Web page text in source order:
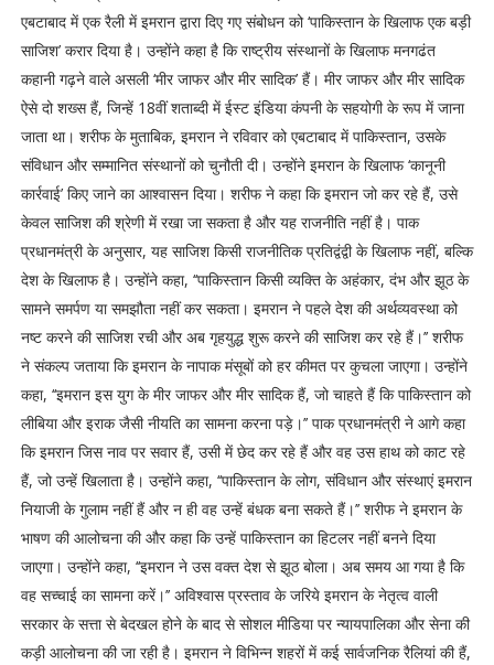
एबटाबाद में एक रैली में इमरान द्वारा दिए गए संबोधन को ‘पाकिस्तान के खिलाफ एक बड़ी
साजिश’ करार दिया है। उन्होंने कहा है कि राष्ट्रीय संस्थानों के खिलाफ मनगढंत
कहानी गढ़ने वाले असली ‘मीर जाफर और मीर सादिक’ हैं। मीर जाफर और मीर सादिक
ऐसे दो शख्स हैं, जिन्हें 18वीं शताब्दी में ईस्ट इंडिया कंपनी के सहयोगी के रूप में जाना
जाता था। शरीफ के मुताबिक, इमरान ने रविवार को एबटाबाद में पाकिस्तान, उसके
संविधान और सम्मानित संस्थानों को चुनौती दी। उन्होंने इमरान के खिलाफ ‘कानूनी
कार्रवाई’ किए जाने का आश्वासन दिया। शरीफ ने कहा कि इमरान जो कर रहे हैं, उसे
केवल साजिश की श्रेणी में रखा जा सकता है और यह राजनीति नहीं है। पाक
प्रधानमंत्री के अनुसार, यह साजिश किसी राजनीतिक प्रतिद्वंद्वी के खिलाफ नहीं, बल्कि
देश के खिलाफ है। उन्होंने कहा, ‘‘पाकिस्तान किसी व्यक्ति के अहंकार, दंभ और झूठ के
सामने समर्पण या समझौता नहीं कर सकता। इमरान ने पहले देश की अर्थव्यवस्था को
नष्ट करने की साजिश रची और अब गृहयुद्ध शुरू करने की साजिश कर रहे हैं।’’ शरीफ
ने संकल्प जताया कि इमरान के नापाक मंसूबों को हर कीमत पर कुचला जाएगा। उन्होंने
कहा, ‘‘इमरान इस युग के मीर जाफर और मीर सादिक हैं, जो चाहते हैं कि पाकिस्तान को
लीबिया और इराक जैसी नीयति का सामना करना पड़े।’’ पाक प्रधानमंत्री ने आगे कहा
कि इमरान जिस नाव पर सवार हैं, उसी में छेद कर रहे हैं और वह उस हाथ को काट रहे
हैं, जो उन्हें खिलाता है। उन्होंने कहा, ‘‘पाकिस्तान के लोग, संविधान और संस्थाएं इमरान
नियाजी के गुलाम नहीं हैं और न ही वह उन्हें बंधक बना सकते हैं।’’ शरीफ ने इमरान के
भाषण की आलोचना की और कहा कि उन्हें पाकिस्तान का हिटलर नहीं बनने दिया
जाएगा। उन्होंने कहा, ‘‘इमरान ने उस वक्त देश से झूठ बोला। अब समय आ गया है कि
वह सच्चाई का सामना करें।’’ अविश्वास प्रस्ताव के जरिये इमरान के नेतृत्व वाली
सरकार के सत्ता से बेदखल होने के बाद से सोशल मीडिया पर न्यायपालिका और सेना की
कड़ी आलोचना की जा रही है। इमरान ने विभिन्न शहरों में कई सार्वजनिक रैलियां की हैं,